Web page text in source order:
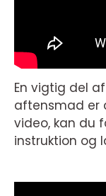
En vigtig del
aftensmad er
video, kan du
instruktion og